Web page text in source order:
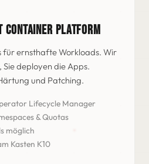
CONTAINER PLATFORM
für ernsthafte Workloads. Wir
deployen die Apps.
und Patching.
Lifecycle Manager
& Quotas
möglich
Kasten K10